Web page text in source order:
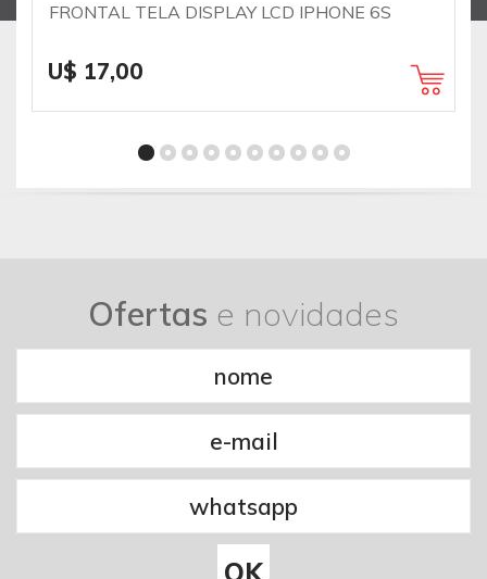
FRONTAL TELA DISPLAY LCD IPHONE 6S
U$ 17,00
Ofertas e novidades